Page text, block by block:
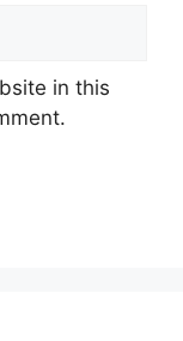
Ditawarkan
(Mohon
in this